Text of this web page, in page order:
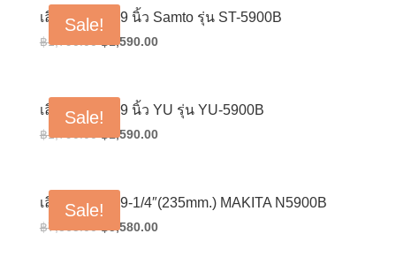
฿9,416.00.฿6,336.00.
Sale!
เลื่อยวงเดือน 9 นิ้ว Samto รุ่น ST-5900B
฿1,790.00
Original
฿1,790.00.
1,590.00Current
฿1,590.00.
Sale!
เลื่อยวงเดือน 9 นิ้ว YU รุ่น YU-5900B
฿1,790.00
Original
฿1,790.00.
1,590.00Current
฿1,590.00.
Sale!
เลื่อยวงเดือน 9-1/4″(235mm.) MAKITA N5900B
฿7,865.00
Original
฿5,580.00Current